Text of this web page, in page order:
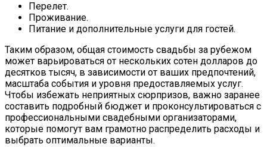
Перелет.
Проживание.
Питание и дополнительные услуги для гостей.
Таким образом, общая стоимость свадьбы за рубежом
может варьироваться от нескольких сотен долларов до
десятков тысяч, в зависимости от ваших предпочтений,
масштаба события и уровня предоставляемых услуг.
Чтобы избежать неприятных сюрпризов, важно заранее
составить подробный бюджет и проконсультироваться с
профессиональными свадебными организаторами,
которые помогут вам грамотно распределить расходы и
выбрать оптимальные варианты.